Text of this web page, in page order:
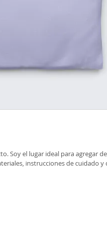
Soy el lugar ideal para agregar
instrucciones de cuidado y